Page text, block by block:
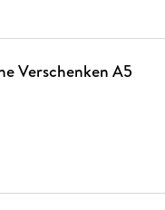
Verschenken A5